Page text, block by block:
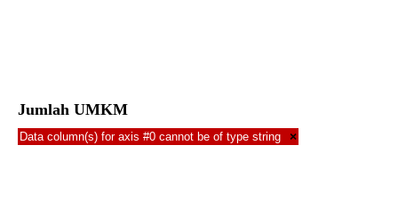
Jumlah UMKM
Data column(s) for axis #0 cannot be of type string ×